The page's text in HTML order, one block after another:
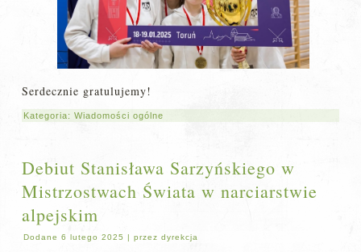
Serdecznie gratulujemy!
Kategoria:Wiadomości ogólne
Debiut Stanisława Sarzyńskiego w
Mistrzostwach Świata w narciarstwie
alpejskim
Dodane 6 lutego 2025 |przez dyrekcja